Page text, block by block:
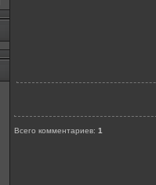
Всего комментариев:1